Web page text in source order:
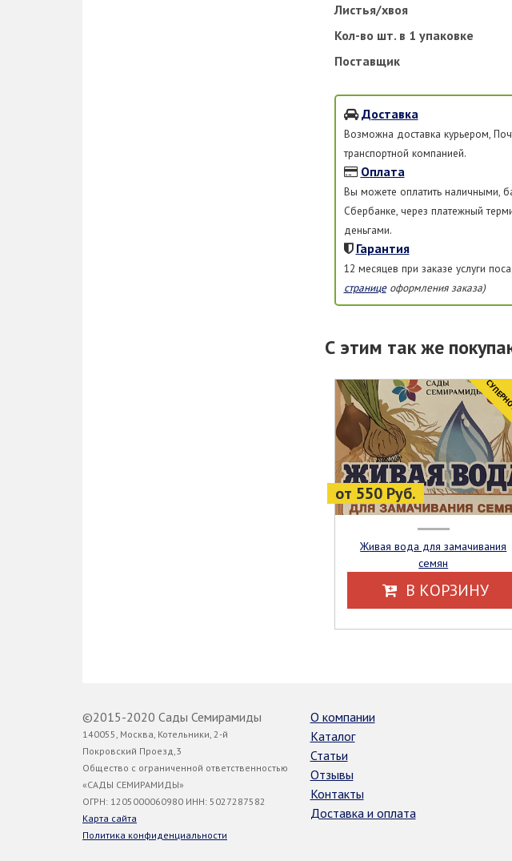
Листья/хвоя
Кол-во шт. в 1 упаковке
Поставщик
Доставка
Возможна доставка курьером,
транспортной компанией.
Оплата
Вы можете оплатить наличными,
Сбербанке, через платежный
деньгами.
Гарантия
12 месяцев при заказе услуги
страницеоформления заказа)
С этим так же
от 550 Руб.
Живая вода для замачивания
семян
В КОРЗИНУ
©2015-2020 Сады Семирамиды
140055, Москва, Котельники, 2-й
Покровский Проезд,3
Общество с ограниченной ответственностью
«САДЫ СЕМИРАМИДЫ»
ОГРН: 1205000060980 ИНН: 5027287582
Карта сайта
Политика конфиденциальности
О компании
Каталог
Статьи
Отзывы
Контакты
Доставка и оплата